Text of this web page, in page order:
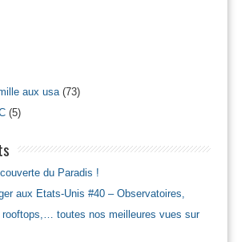
aux usa(73)
(5)
du Paradis !
aux Etats-Unis #40 – Observatoires,
rooftops,… toutes nos meilleures vues sur